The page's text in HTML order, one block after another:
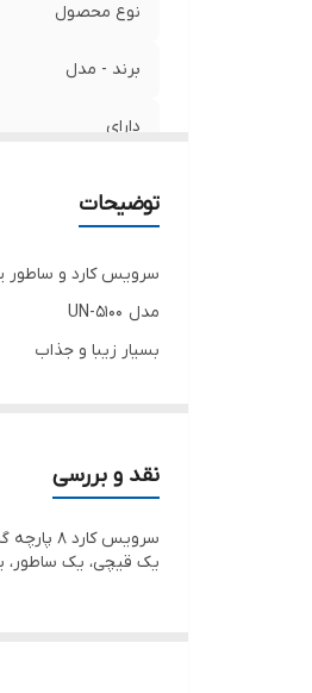
نوع محصول
برند - مدل
دارای
توضیحات
سرویس کارد و ساطور
مدل UN-5100
بسیار زیبا و جذاب
تیغه متصل به دسته
جنس دسته هم استیل
در 5 طرح متفاوت و جذاب با قیمتی فوق‌العاده‌عالی
نقد و بررسی
یک قیچی، یک ساطور،